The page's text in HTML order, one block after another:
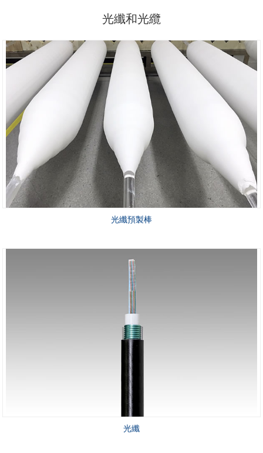
光纖和光纜
光纖預製棒
光纖